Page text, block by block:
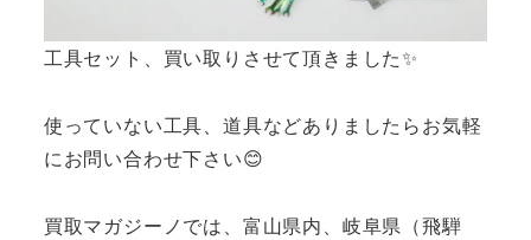
工具セット、買い取りさせて頂きました✨
使っていない工具、道具などありましたらお気軽
にお問い合わせ下さい😊
買取マガジーノでは、富山県内、岐阜県（飛騨